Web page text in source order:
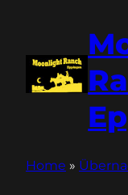
Home »